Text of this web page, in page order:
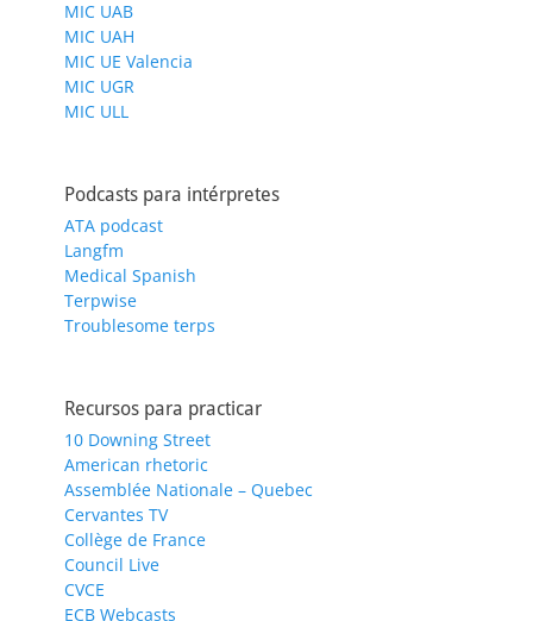
MIC UAB
MIC UAH
MIC UE Valencia
MIC UGR
MIC ULL
Podcasts para intérpretes
ATA podcast
Langfm
Medical Spanish
Terpwise
Troublesome terps
Recursos para practicar
10 Downing Street
American rhetoric
Assemblée Nationale – Quebec
Cervantes TV
Collège de France
Council Live
CVCE
ECB Webcasts